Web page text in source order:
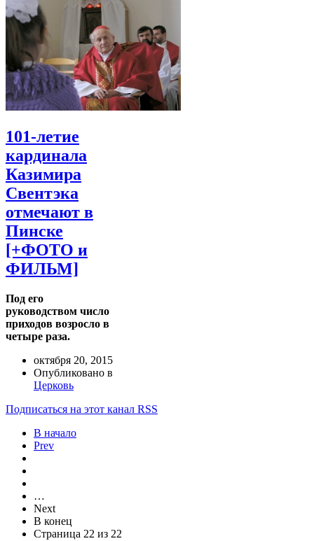
101-летие
кардинала
Казимира
Свентэка
отмечают в
Пинске
[+ФОТО и
ФИЛЬМ]
Под его
руководством число
приходов возросло в
четыре раза.
октября 20, 2015
Опубликовано в
Церковь
Подписаться на этот канал RSS
В начало
Prev
…
Next
В конец
Страница 22 из 22